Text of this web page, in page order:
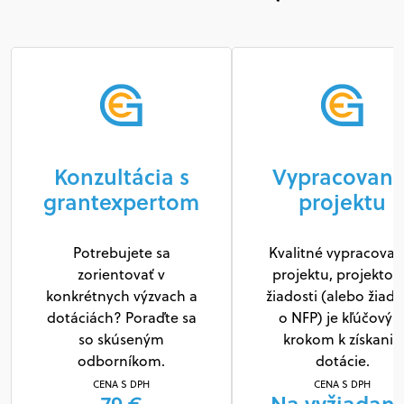
Konzultácia s
grantexpertom
Potrebujete sa
zorientovať v
konkrétnych výzvach a
dotáciách? Poraďte sa
so skúseným
odborníkom.
CENA S DPH
projektu
Kvalitné
projektu,
žiadosti (alebo
o NFP) je
krokom k získaniu
dotácie.
CENA S DPH